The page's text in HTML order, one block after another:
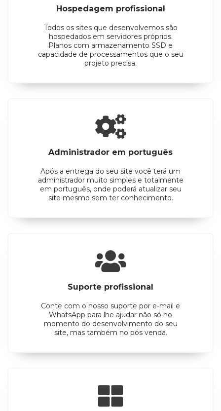
Hospedagem profissional
Todos os sites que desenvolvemos são
hospedados em servidores próprios.
Planos com armazenamento SSD e
capacidade de processamentos que o seu
projeto precisa.
Administrador em português
Após a entrega do seu site você terá um
administrador muito simples e totalmente
em português, onde poderá atualizar seu
site mesmo sem ter conhecimento.
Suporte profissional
Conte com o nosso suporte por e-mail e
WhatsApp para lhe ajudar não só no
momento do desenvolvimento do seu
site, mas também no pós venda.